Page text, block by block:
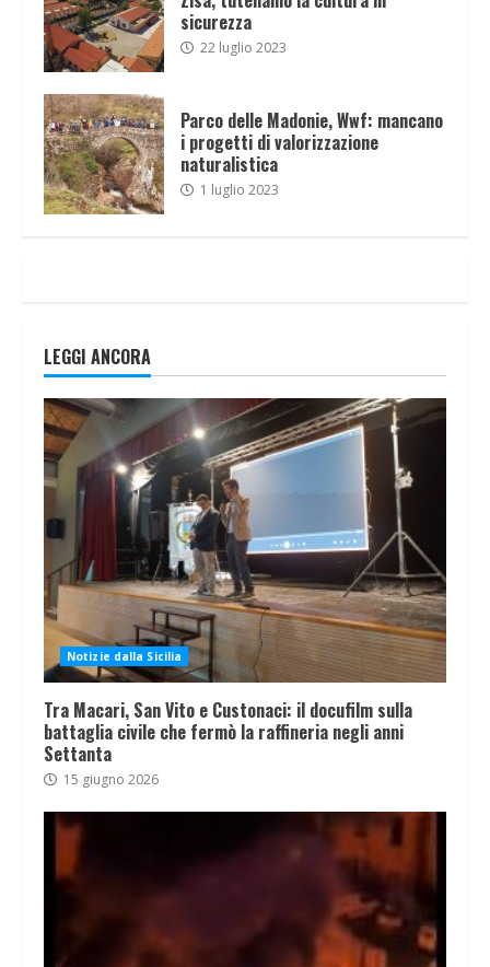
sicurezza
22 luglio 2023
Parco delle Madonie, Wwf: mancano
i progetti di valorizzazione
naturalistica
1 luglio 2023
LEGGI ANCORA
Notizie dalla Sicilia
Tra Macari, San Vito e Custonaci: il docufilm sulla
battaglia civile che fermò la raffineria negli anni
Settanta
15 giugno 2026